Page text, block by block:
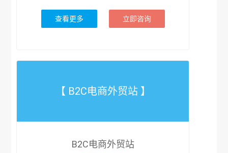
查看更多 立即咨询
【 B2C电商外贸站 】
B2C电商外贸站